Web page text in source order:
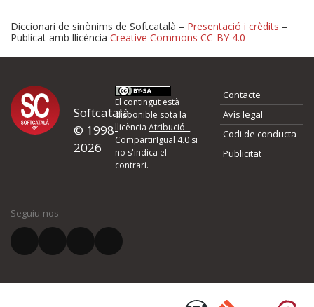
Proposeu-nos millores o
d'errors
Si heu trobat un error o voleu proposar alguna millora, ompliu els
quina és la millora que proposeu o l'error del qual voleu informar-
El vostre correu electrònic *
Diccionari de sinònims de Softcatalà – Presentació i crèdits –
Publicat amb llicència Creative Commons CC-BY 4.0
Softcatalà
© 1998-
2026
El contingut està
disponible sota la
llicènciaAtribució -
CompartirIgual 4.0 si
no s'indica el
contrari.
Contacte
Avís legal
Codi de conducta
Publicitat
Seguiu-nos